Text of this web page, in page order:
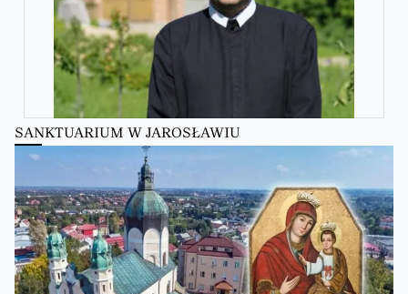
Zobacz na Facebooku
Kościół GreckokatolickiKościół Greckokatolicki
zmienił(a) swój status.
23 hours ago
Zobacz na Facebooku · Udostępnij
SANKTUARIUM W JAROSŁAWIU